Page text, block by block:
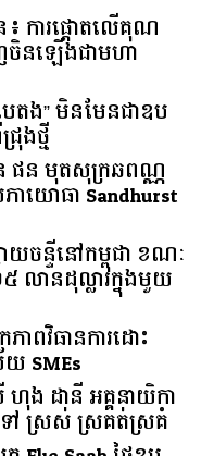
ការផ្តោតលើគុណ
ញចិនឡើងជាមហា
ៃតង” មិនមែនជាឧប
ងថ្មី
ផន មុតសុក្រឆពណ្ណ
ាយោធា Sandhurst
ាយចន្ទី​នៅ​កម្ពុជា​ ​ខណៈ​
លាន​ដុល្លារ​ក្នុង​មួយ​
ព​វិធានការ​ដោះ
​SMEs​
ដានី អគ្គ​នាយិកា​
ស្រស់ ស្រគត់ស្រគំ